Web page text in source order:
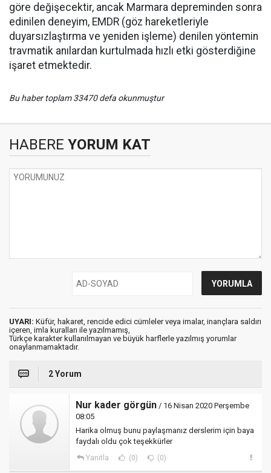
göre değişecektir, ancak Marmara depreminden sonra
edinilen deneyim, EMDR (göz hareketleriyle
duyarsızlaştırma ve yeniden işleme) denilen yöntemin
travmatik anılardan kurtulmada hızlı etki gösterdiğine
işaret etmektedir.
Bu haber toplam 33470 defa okunmuştur
HABERE YORUM KAT
UYARI: Küfür, hakaret, rencide edici cümleler veya imalar, inançlara saldırı
içeren, imla kuralları ile yazılmamış,
Türkçe karakter kullanılmayan ve büyük harflerle yazılmış yorumlar
onaylanmamaktadır.
2 Yorum
Nur kader görgün / 16 Nisan 2020 Perşembe
08:05
Harika olmuş bunu paylaşmanız derslerim için baya
faydalı oldu çok teşekkürler
Yanıtla (0) (0)